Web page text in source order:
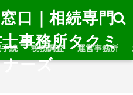
続 税務調査 運営事務所